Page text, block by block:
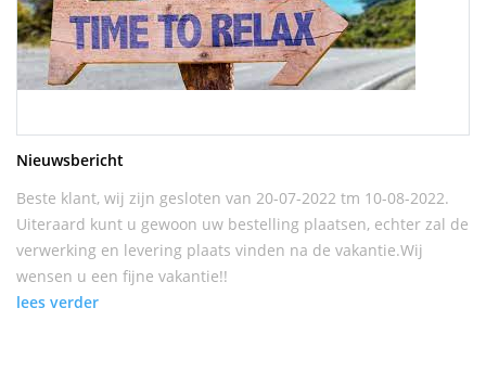
Nieuwsbericht
Beste klant, wij zijn gesloten van 20-07-2022 tm 10-08-2022.
Uiteraard kunt u gewoon uw bestelling plaatsen, echter zal de
verwerking en levering plaats vinden na de vakantie.Wij
wensen u een fijne vakantie!!
lees verder